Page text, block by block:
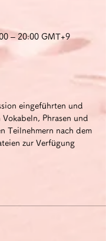
– 20:00 GMT+9
eingeführten und
Phrasen und
Teilnehmern nach dem
zur Verfügung